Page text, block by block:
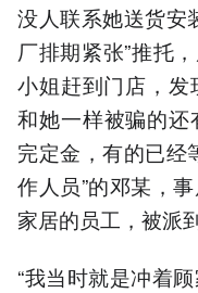
没人联系她送货安
厂排期紧张”推托
小姐赶到门店，发
和她一样被骗的
完定金，有的已经
作人员”的邓某，
家居的员工，被派
“我当时就是冲着